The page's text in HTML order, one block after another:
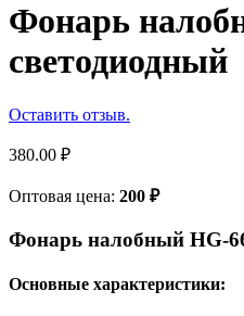
Фонарь
светодиодный
Оставить отзыв.
380.00 ₽
Оптовая цена: 200 ₽
Фонарь налобный HG-
Основные характеристики: